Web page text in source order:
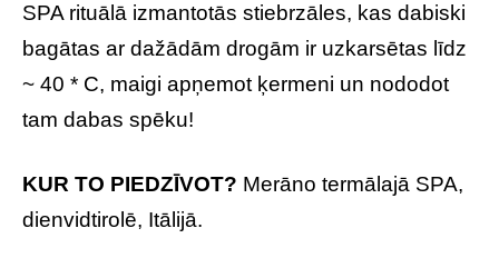
SPA rituālā izmantotās stiebrzāles, kas dabiski
bagātas ar dažādām drogām ir uzkarsētas līdz
~ 40 * C, maigi apņemot ķermeni un nododot
tam dabas spēku!
KUR TO PIEDZĪVOT? Merāno termālajā SPA,
dienvidtirolē, Itālijā.